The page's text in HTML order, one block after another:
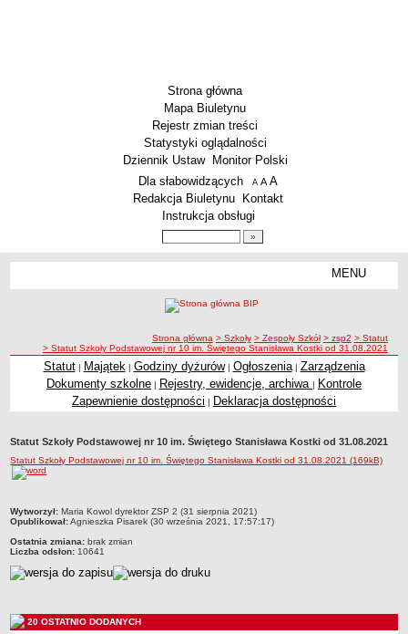
Strona główna
Mapa Biuletynu
Rejestr zmian treści
Statystyki oglądalności
Dziennik Ustaw
Monitor Polski
Menu dodatkowe
Dla słabowidzących A pomniejsz czcionkę
A standardowy rozmiar czcionki
A
Redakcja Biuletynu
Kontakt
Instrukcja obsługi
MENU
Zespoły Szkół
Techniczne Zakłady Naukowe
PRZEDSZKOLA
ARCHIWUM SZKÓŁ I PLACÓWEK
Zlikwidowane gimnazja
Wielofunkcyjna Placówka
Specjalny Ośrodek nr 1
Specjalny Ośrodek nr 5
Dane podstawowe
ścieżka nawigacji
Strona główna > Szkoły > Zespoły Szkół > zsp2 > Statut
> Statut Szkoły Podstawowej nr 10 im. Świętego Stanisława Kostki od 31.08.2021
Statut| Majątek | Godziny dyżurów| Ogłoszenia| Zarządzenia
Dokumenty szkolne | Rejestry, ewidencje, archiwa | Kontrole
Zapewnienie dostępności | Deklaracja dostępności
Statut Szkoły Podstawowej nr 10 im. Świętego Stanisława Kostki od 31.08.2021
Statut Szkoły Podstawowej nr 10 im. Świętego Stanisława Kostki od 31.08.2021 (169kB)
metryczka
Wytworzył: Maria Kowol dyrektor ZSP 2 (31 sierpnia 2021)
Opublikował:Agnieszka Pisarek (30 września 2021, 17:57:17)
Ostatnia zmiana: brak zmian
Liczba odsłon: 10641
20 OSTATNIO DODANYCH